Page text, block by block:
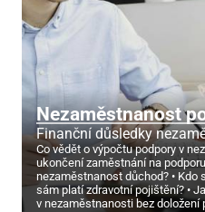
Nezaměstnanost
Finanční důsledky
Co vědět o výpočtu podpory v
ukončení zaměstnání na
nezaměstnanost důchod?
Kdo
sám platí zdravotní pojištění?
v nezaměstnanosti bez doložení